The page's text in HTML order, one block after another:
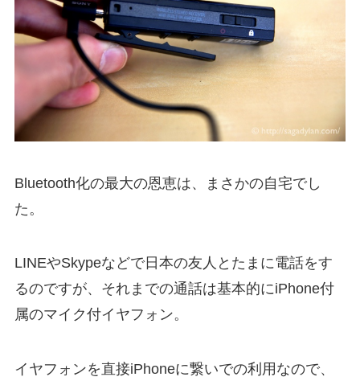
Bluetooth化の最大の恩恵は、まさかの自宅でし
た。
LINEやSkypeなどで日本の友人とたまに電話をす
るのですが、それまでの通話は基本的にiPhone付
属のマイク付イヤフォン。
イヤフォンを直接iPhoneに繋いでの利用なので、